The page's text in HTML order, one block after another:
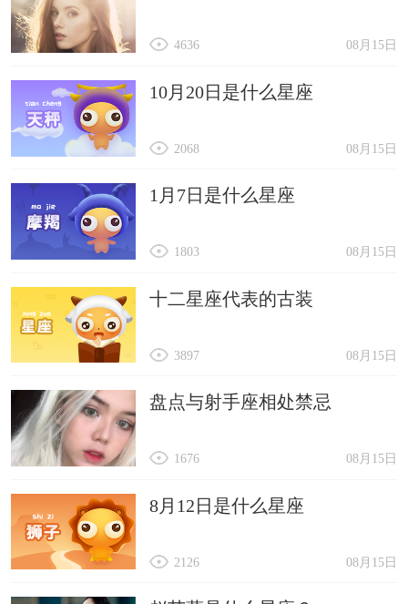
08月15日
4636
10月20日是什么星座
08月15日
2068
1月7日是什么星座
08月15日
1803
十二星座代表的古装
08月15日
3897
盘点与射手座相处禁忌
08月15日
1676
8月12日是什么星座
08月15日
2126